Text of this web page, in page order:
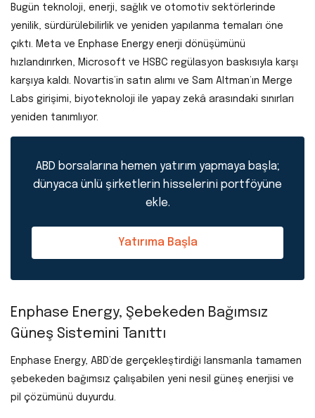
Bugün teknoloji, enerji, sağlık ve otomotiv sektörlerinde
yenilik, sürdürülebilirlik ve yeniden yapılanma temaları öne
çıktı. Meta ve Enphase Energy enerji dönüşümünü
hızlandırırken, Microsoft ve HSBC regülasyon baskısıyla karşı
karşıya kaldı. Novartis’in satın alımı ve Sam Altman’ın Merge
Labs girişimi, biyoteknoloji ile yapay zekâ arasındaki sınırları
yeniden tanımlıyor.
ABD borsalarına hemen yatırım yapmaya başla;
dünyaca ünlü şirketlerin hisselerini portföyüne
ekle.
Yatırıma Başla
Enphase Energy, Şebekeden Bağımsız
Güneş Sistemini Tanıttı
Enphase Energy, ABD’de gerçekleştirdiği lansmanla tamamen
şebekeden bağımsız çalışabilen yeni nesil güneş enerjisi ve
pil çözümünü duyurdu.